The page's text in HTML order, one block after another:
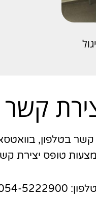
קשר
קשר בטלפון,
טופס יצירת
טלפון: 054-5222900